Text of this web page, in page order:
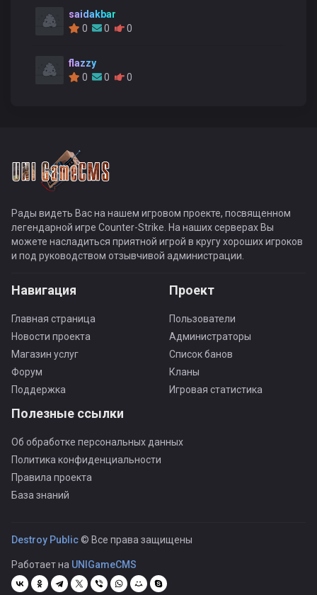
saidakbar
0
0 0
flazzy
0
0 0
Рады видеть Вас на нашем игровом проекте, посвященном
легендарной игре Counter-Strike. На наших серверах Вы
можете насладиться приятной игрой в кругу хороших игроков
и под руководством отзывчивой администрации.
Навигация
Главная страница
Новости проекта
Магазин услуг
Форум
Поддержка
Проект
Пользователи
Администраторы
Список банов
Кланы
Игровая статистика
Полезные ссылки
Об обработке персональных данных
Политика конфиденциальности
Правила проекта
База знаний
Destroy Public© Все права защищены
Работает на UNIGameCMS